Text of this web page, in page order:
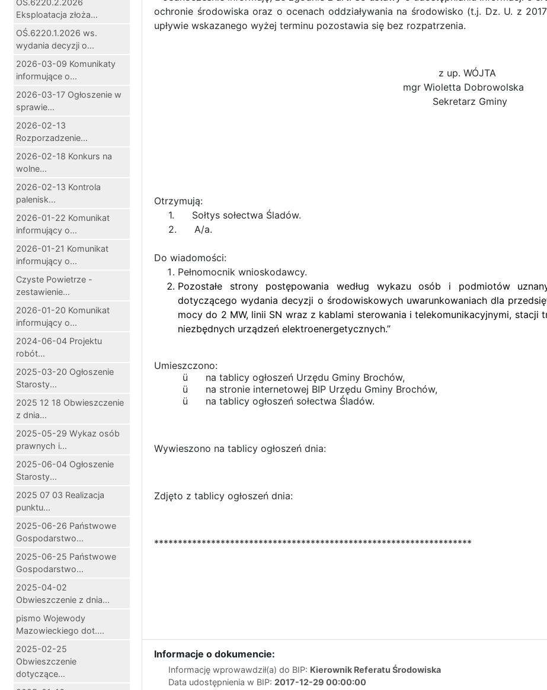
Eksploatacja złoża...
OŚ.6220.1.2026 ws.
wydania decyzji o...
2026-03-09 Komunikaty
informujące o...
2026-03-17 Ogłoszenie w
sprawie...
2026-02-13
Rozporzadzenie...
2026-02-18 Konkurs na
wolne...
2026-02-13 Kontrola
palenisk...
2026-01-22 Komunikat
informujący o...
2026-01-21 Komunikat
informujący o...
Czyste Powietrze -
zestawienie...
2026-01-20 Komunikat
informujący o...
2024-06-04 Projektu
robót...
2025-03-20 Ogłoszenie
Starosty...
2025 12 18 Obwieszczenie
z dnia...
2025-05-29 Wykaz osób
prawnych i...
2025-06-04 Ogłoszenie
Starosty...
2025 07 03 Realizacja
punktu...
2025-06-26 Państwowe
Gospodarstwo...
2025-06-25 Państwowe
Gospodarstwo...
2025-04-02
Obwieszczenie z dnia...
pismo Wojewody
Mazowieckiego dot....
2025-02-25
Obwieszczenie
dotyczące...
ochronie środowiska oraz o ocenach oddziaływania na środowisko (t.j. Dz. U. z
upływie wskazanego wyżej terminu pozostawia się bez rozpatrzenia.
z up. WÓJTA
mgr Wioletta Dobrowolska
Sekretarz Gminy
Otrzymują:
1. Sołtys sołectwa Śladów.
2. A/a.
Do wiadomości:
Pełnomocnik wnioskodawcy.
Pozostałe strony postępowania według wykazu osób i podmiotów
dotyczącego wydania decyzji o środowiskowych uwarunkowaniach dla
mocy do 2 MW, linii SN wraz z kablami sterowania i telekomunikacyjnymi,
niezbędnych urządzeń elektroenergetycznych.’’
Umieszczono:
ü na tablicy ogłoszeń Urzędu Gminy Brochów,
ü na stronie internetowej BIP Urzędu Gminy Brochów,
ü na tablicy ogłoszeń sołectwa Śladów.
Wywieszono na tablicy ogłoszeń dnia:
Zdjęto z tablicy ogłoszeń dnia:
*******************************************************************
Informacje o dokumencie:
Informację wprowawdził(a) do BIP: Kierownik Referatu Środowiska
Data udostępnienia w BIP: 2017-12-29 00:00:00